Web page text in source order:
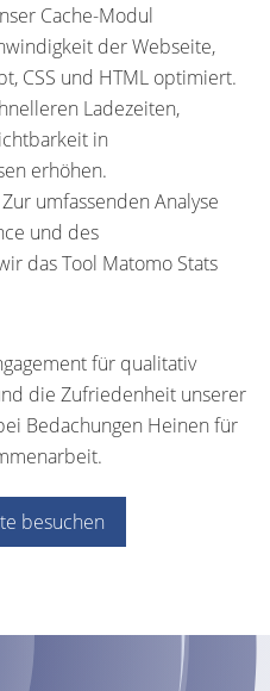
Cache-Modul
der Webseite,
CSS und HTML optimiert.
Ladezeiten,
in
erhöhen.
umfassenden Analyse
und des
das Tool Matomo Stats
für qualitativ
die Zufriedenheit unserer
Bedachungen Heinen für
besuchen